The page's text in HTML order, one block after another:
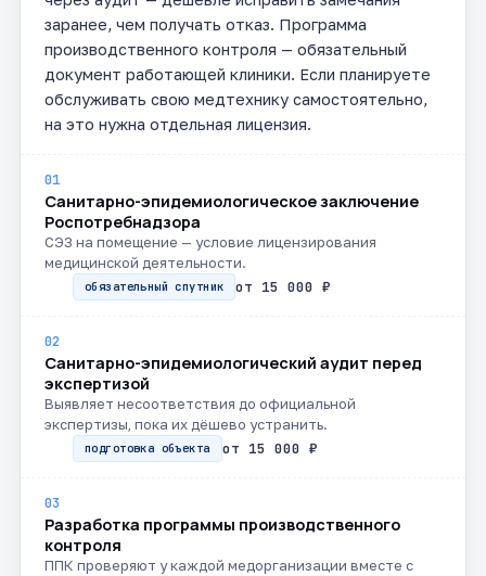
заранее, чем получать отказ. Программа
производственного контроля — обязательный
документ работающей клиники. Если планируете
обслуживать свою медтехнику самостоятельно,
на это нужна отдельная лицензия.
01
Санитарно-эпидемиологическое заключение
Роспотребнадзора
СЭЗ на помещение — условие лицензирования
медицинской деятельности.
обязательный спутник от 15 000 ₽
02
Санитарно-эпидемиологический аудит перед
экспертизой
Выявляет несоответствия до официальной
экспертизы, пока их дёшево устранить.
подготовка объекта от 15 000 ₽
03
Разработка программы производственного
контроля
ППК проверяют у каждой медорганизации вместе с